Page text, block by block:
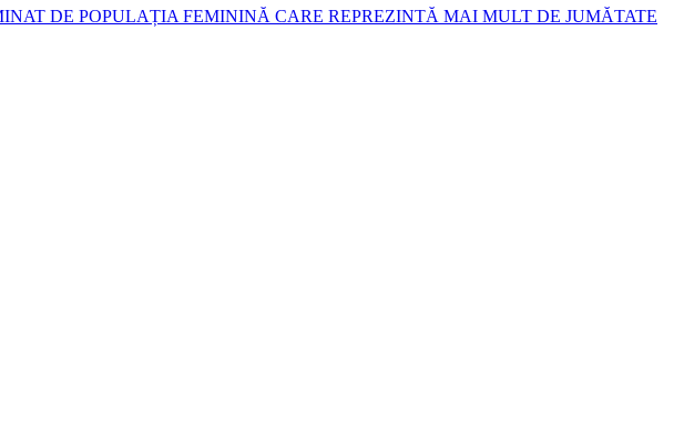
DE POPULAȚIA FEMININĂ CARE REPREZINTĂ MAI MULT DE JUMĂTATE